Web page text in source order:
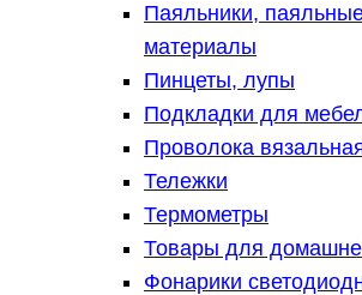
Паяльники,
материалы
Пинцеты, лупы
Подкладки для
Проволока
Тележки
Термометры
Товары для
Фонарики